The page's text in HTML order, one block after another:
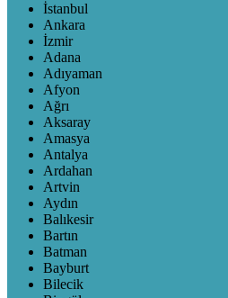
İstanbul
Ankara
İzmir
Adana
Adıyaman
Afyon
Ağrı
Aksaray
Amasya
Antalya
Ardahan
Artvin
Aydın
Balıkesir
Bartın
Batman
Bayburt
Bilecik